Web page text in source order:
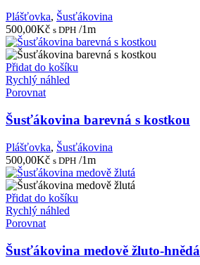
Plášťovka, Šusťákovina
500,00Kč s DPH /1m
Přidat do košíku
Rychlý náhled
Porovnat
Šusťákovina barevná s kostkou
Plášťovka, Šusťákovina
500,00Kč s DPH /1m
Přidat do košíku
Rychlý náhled
Porovnat
Šusťákovina medově žluto-hnědá